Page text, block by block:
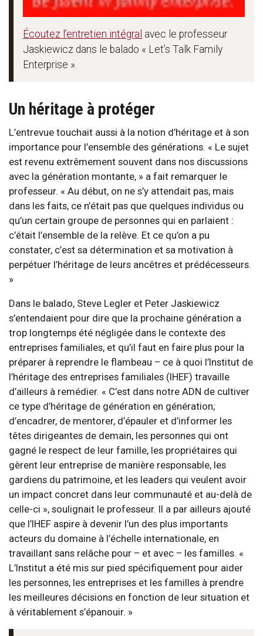
Écoutez l’entretien intégral avec le professeur
Jaskiewicz dans le balado « Let’s Talk Family
Enterprise ».
Un héritage à protéger
L’entrevue touchait aussi à la notion d’héritage et à son
importance pour l’ensemble des générations. « Le sujet
est revenu extrêmement souvent dans nos discussions
avec la génération montante, » a fait remarquer le
professeur. « Au début, on ne s’y attendait pas, mais
dans les faits, ce n’était pas que quelques individus ou
qu’un certain groupe de personnes qui en parlaient :
c’était l’ensemble de la relève. Et ce qu’on a pu
constater, c’est sa détermination et sa motivation à
perpétuer l’héritage de leurs ancêtres et prédécesseurs.
»
Dans le balado, Steve Legler et Peter Jaskiewicz
s’entendaient pour dire que la prochaine génération a
trop longtemps été négligée dans le contexte des
entreprises familiales, et qu’il faut en faire plus pour la
préparer à reprendre le flambeau – ce à quoi l’Institut de
l’héritage des entreprises familiales (IHEF) travaille
d’ailleurs à remédier. « C’est dans notre ADN de cultiver
ce type d’héritage de génération en génération;
d’encadrer, de mentorer, d’épauler et d’informer les
têtes dirigeantes de demain, les personnes qui ont
gagné le respect de leur famille, les propriétaires qui
gèrent leur entreprise de manière responsable, les
gardiens du patrimoine, et les leaders qui veulent avoir
un impact concret dans leur communauté et au-delà de
celle-ci », soulignait le professeur. Il a par ailleurs ajouté
que l’IHEF aspire à devenir l’un des plus importants
acteurs du domaine à l’échelle internationale, en
travaillant sans relâche pour – et avec – les familles. «
L’Institut a été mis sur pied spécifiquement pour aider
les personnes, les entreprises et les familles à prendre
les meilleures décisions en fonction de leur situation et
à véritablement s’épanouir. »